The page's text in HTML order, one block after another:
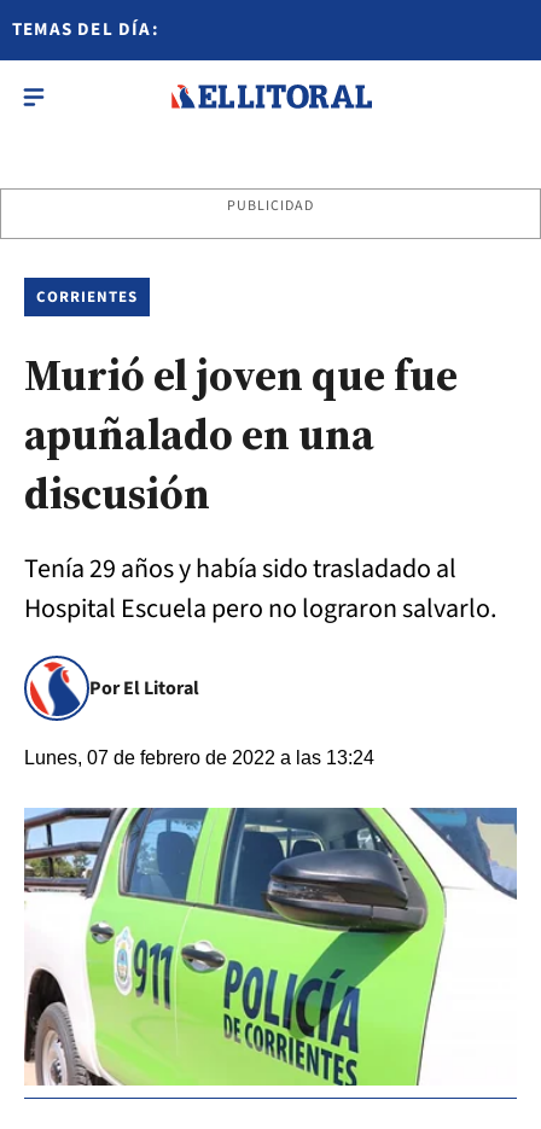
TEMAS DEL DÍA:
PUBLICIDAD
CORRIENTES
Murió el joven que fue
apuñalado en una
discusión
Tenía 29 años y había sido trasladado al
Hospital Escuela pero no lograron salvarlo.
Por El Litoral
Lunes, 07 de febrero de 2022 a las 13:24